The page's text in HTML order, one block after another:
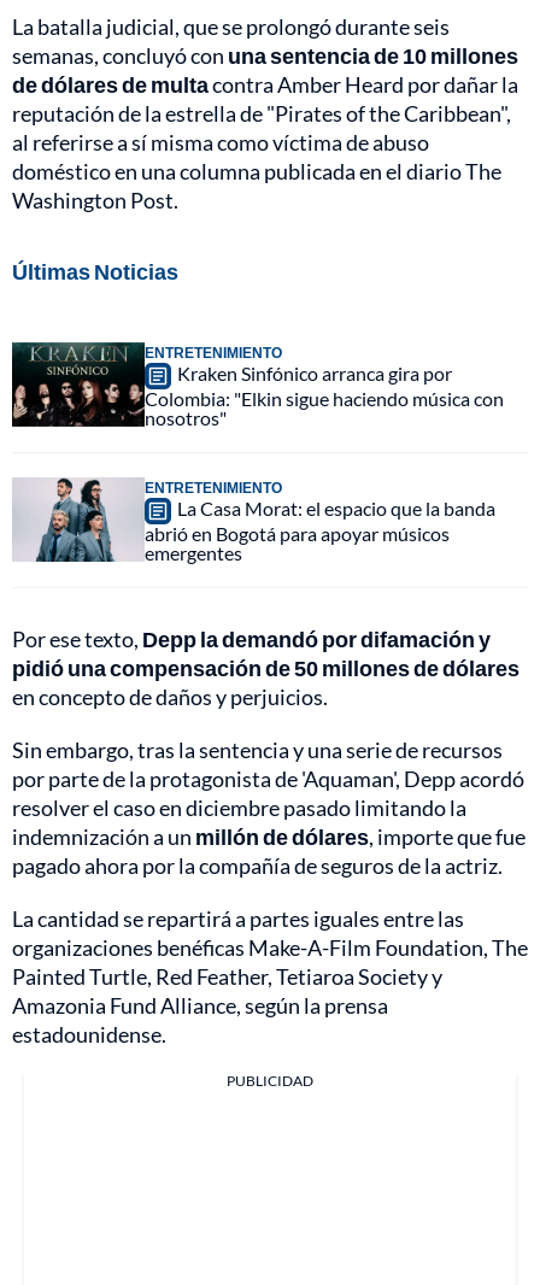
La batalla judicial, que se prolongó durante seis
semanas, concluyó con una sentencia de 10 millones
de dólares de multacontra Amber Heard por dañar la
reputación de la estrella de "Pirates of the Caribbean",
al referirse a sí misma como víctima de abuso
doméstico en una columna publicada en el diario The
Washington Post.
Últimas Noticias
ENTRETENIMIENTO
Kraken Sinfónico arranca gira por
Colombia: "Elkin sigue haciendo música con
nosotros"
ENTRETENIMIENTO
La Casa Morat: el espacio que la banda
abrió en Bogotá para apoyar músicos
emergentes
Por ese texto, Depp la demandó por difamación y
pidió una compensación de 50 millones de dólares
en concepto de daños y perjuicios.
Sin embargo, tras la sentencia y una serie de recursos
por parte de la protagonista de 'Aquaman', Depp acordó
resolver el caso en diciembre pasado limitando la
indemnización a un millón de dólares, importe que fue
pagado ahora por la compañía de seguros de la actriz.
La cantidad se repartirá a partes iguales entre las
organizaciones benéficas Make-A-Film Foundation, The
Painted Turtle, Red Feather, Tetiaroa Society y
Amazonia Fund Alliance, según la prensa
estadounidense.
PUBLICIDAD